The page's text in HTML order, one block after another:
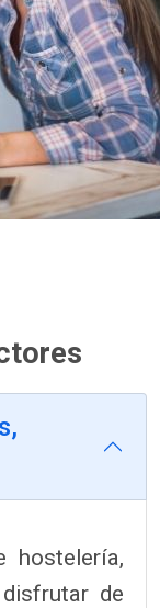
hostelería,
de